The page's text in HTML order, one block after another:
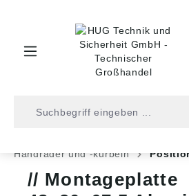
Handräder und -kurbeln
Montageplatte